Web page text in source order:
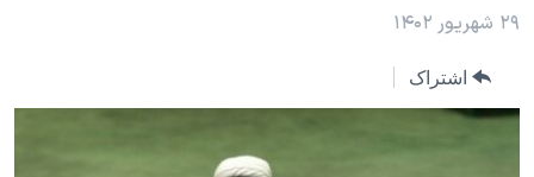
صفحه
جهش
به
جهان
ورزشی
گزیده‌ها
ویژه برنامه‌ها
صفحه‌های ویژه
جام جهانی ۲۰۲۶
عملیات خشم حماسی
فرکانس‌های صدای آمریکا
پخش رادیویی
۲۹ شهریور ۱۴۰۲
اشتراک